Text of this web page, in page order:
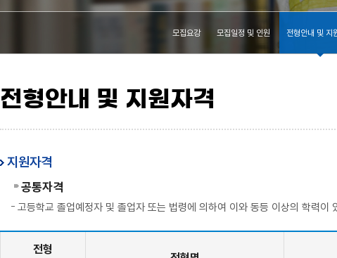
(고지서출력)
(고지서출력)
모집요강 모집일정 및 인원 전형안내 및 지
전형안내 및 지원자격
지원자격
공통자격
고등학교 졸업예정자 및 졸업자 또는 법령에 의하여 이와 동등 이상의 학력
전형